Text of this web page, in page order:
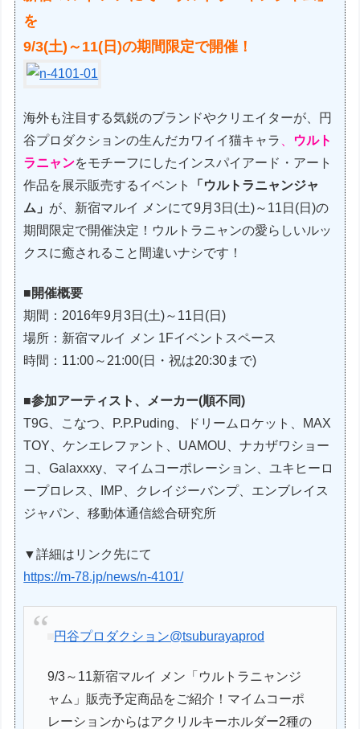
を
9/3(土)～11(日)の期間限定で開催！
海外も注目する気鋭のブランドやクリエイターが、円
谷プロダクションの生んだカワイイ猫キャラ
ウルト
ラニャンをモチーフにしたインスパイアード・アート
作品を展示販売するイベント
「ウルトラニャンジャ
ム」 が、新宿マルイ メンにて9月3日(土)～11日(日)の
期間限定で開催決定！ウルトラニャンの愛らしいルッ
クスに癒されること間違いナシです！
■開催概要
期間：2016年9月3日(土)～11日(日)
場所：新宿マルイ メン 1Fイベントスペース
時間：11:00～21:00(日・祝は20:30まで)
■参加アーティスト、メーカー(順不同)
T9G、こなつ、P.P.Puding、ドリームロケット、MAX
TOY、ケンエレファント、UAMOU、ナカザワショー
コ、Galaxxxy、マイムコーポレーション、ユキヒーロ
ープロレス、IMP、クレイジーバンプ、エンブレイス
ジャパン、移動体通信総合研究所
▼詳細はリンク先にて
https://m-78.jp/news/n-4101/
円谷プロダクション@tsuburayaprod
9/3～11新宿マルイ メン「ウルトラニャンジ
ャム」販売予定商品をご紹介！マイムコーポ
レーションからはアクリルキーホルダー2種の